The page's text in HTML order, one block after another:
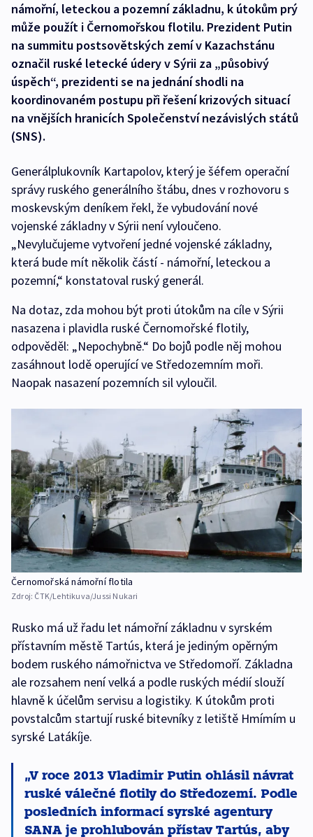
námořní, leteckou a pozemní základnu, k útokům prý
může použít i Černomořskou flotilu. Prezident Putin
na summitu postsovětských zemí v Kazachstánu
označil ruské letecké údery v Sýrii za „působivý
úspěch“, prezidenti se na jednání shodli na
koordinovaném postupu při řešení krizových situací
na vnějších hranicích Společenství nezávislých států
(SNS).
Generálplukovník Kartapolov, který je šéfem operační
správy ruského generálního štábu, dnes v rozhovoru s
moskevským deníkem řekl, že vybudování nové
vojenské základny v Sýrii není vyloučeno.
„Nevylučujeme vytvoření jedné vojenské základny,
která bude mít několik částí - námořní, leteckou a
pozemní,“ konstatoval ruský generál.
Na dotaz, zda mohou být proti útokům na cíle v Sýrii
nasazena i plavidla ruské Černomořské flotily,
odpověděl: „Nepochybně.“ Do bojů podle něj mohou
zasáhnout lodě operující ve Středozemním moři.
Naopak nasazení pozemních sil vyloučil.
Černomořská námořní flotila
Zdroj: ČTK/Lehtikuva/Jussi Nukari
Rusko má už řadu let námořní základnu v syrském
přístavním městě Tartús, která je jediným opěrným
bodem ruského námořnictva ve Středomoří. Základna
ale rozsahem není velká a podle ruských médií slouží
hlavně k účelům servisu a logistiky. K útokům proti
povstalcům startují ruské bitevníky z letiště Hmímím u
syrské Latákíje.
V roce 2013 Vladimir Putin ohlásil návrat
ruské válečné flotily do Středozemí. Podle
posledních informací syrské agentury
SANA je prohlubován přístav Tartús, aby